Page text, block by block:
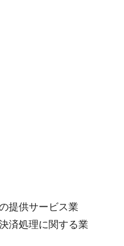
提供サービス業
済処理に関する業